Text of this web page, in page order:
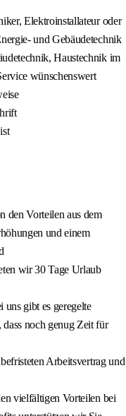
Elektroinstallateur oder
und Gebäudetechnik
Haustechnik im
wünschenswert
den Vorteilen aus dem
und einem
wir 30 Tage Urlaub
gibt es geregelte
noch genug Zeit für
Arbeitsvertrag und
vielfältigen Vorteilen bei